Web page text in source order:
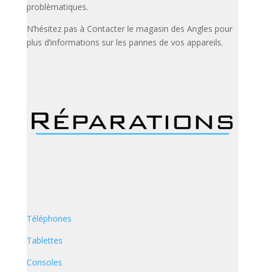
problèmatiques.
N’hésitez pas à Contacter le magasin des Angles pour
plus d’informations sur les pannes de vos appareils.
Téléphones
Tablettes
Consoles